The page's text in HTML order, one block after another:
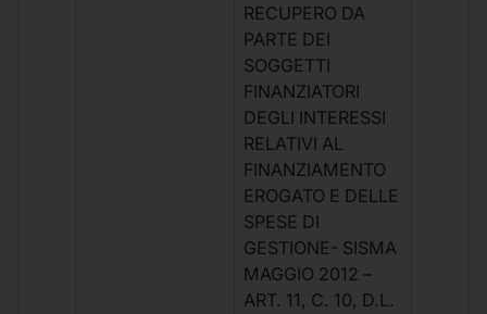
RECUPERO DA
PARTE DEI
SOGGETTI
FINANZIATORI
DEGLI INTERESSI
RELATIVI AL
FINANZIAMENTO
EROGATO E DELLE
SPESE DI
GESTIONE- SISMA
MAGGIO 2012 –
ART. 11, C. 10, D.L.